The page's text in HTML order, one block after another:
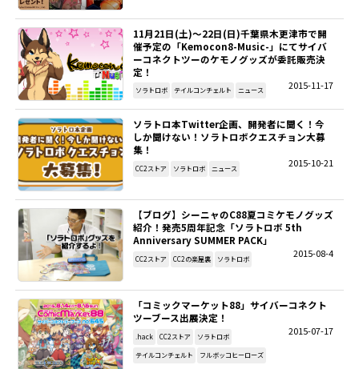
11月21日(土)～22日(日)千葉県木更津市で開
催予定の「Kemocon8-Music-」にてサイバ
ーコネクトツーのケモノグッズが委託販売決
定！
2015-11-17
ソラトロボ テイルコンチェルト ニュース
ソラトロ本Twitter企画、開発者に聞く！今
しか聞けない！ソラトロボクエスチョン大募
集！
2015-10-21
CC2ストア ソラトロボ ニュース
【ブログ】シーニャのC88夏コミケモノグッズ
紹介！発売5周年記念「ソラトロボ 5th
Anniversary SUMMER PACK」
2015-08-4
CC2ストア CC2の楽屋裏 ソラトロボ
「コミックマーケット88」サイバーコネクト
ツーブース出展決定！
2015-07-17
.hack CC2ストア ソラトロボ
テイルコンチェルト フルボッコヒーローズ